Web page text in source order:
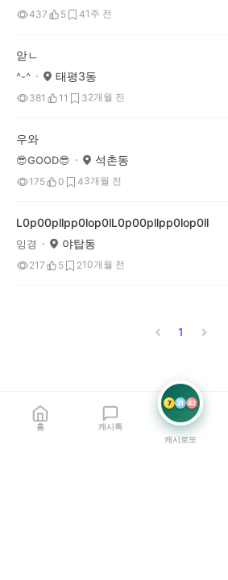
437 5 41주 전
앋ㄴ
^-^ 태평3동
381 11 32개월 전
우와
😎GOOD😎 석촌동
175 0 43개월 전
L0p00pllpp0lop0lL0p00pllpp0lop0ll
잉경 야탑동
217 5 210개월 전
1
홈 캐시톡
7 21 42
캐시로또